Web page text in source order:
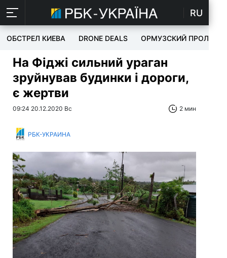
RU
ОБСТРЕЛ КИЕВА DRONE DEALS ОРМУЗСКИЙ ПРОЛИВ
На Фіджі сильний ураган
зруйнував будинки і дороги,
є жертви
09:24 20.12.2020 Вс 2 мин
РБК-УКРАИНА